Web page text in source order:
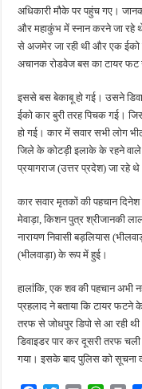
अधिकारी मौके पर पहुंच गए।
और महाकुंभ में स्नान करने जा रहे
से अजमेर जा रही थी और एक
अचानक रोडवेज बस का टायर फट
इससे बस बेकाबू हो गई। उसने
ईको कार बुरी तरह पिचक गई।
हो गई। कार में सवार सभी लोग
जिले के कोटड़ी इलाके के रहने
प्रयागराज (उत्तर प्रदेश) जा रहे
कार सवार मृतकों की पहचान
मेवाड़ा, किशन पुत्र श्रीजानकी
नारायण निवासी बड़लियास
(भीलवाड़ा) के रूप में हुई।
हालांकि, एक शव की पहचान अभी
प्रहलाद ने बताया कि टायर फटने
तरफ से जोधपुर डिपो से आ रही
डिवाइडर पार कर दूसरी तरफ
गया। इसके बाद पुलिस को सूचना